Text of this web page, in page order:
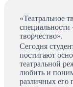
«Театральное
специальности
творчество».
Сегодня
постигают
театральной
любить и
различных его